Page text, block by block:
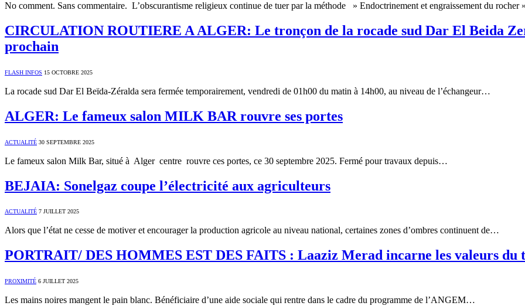
No comment. Sans commentaire. L’obscurantisme religieux continue de tuer par la méthode » Endoctrinement et engraissement du
CIRCULATION ROUTIERE A ALGER: Le tronçon de la rocade sud Dar El Beida
prochain
FLASH INFOS 15 OCTOBRE 2025
La rocade sud Dar El Beïda-Zéralda sera fermée temporairement, vendredi de 01h00 du matin à 14h00, au niveau de l’échangeur…
ALGER: Le fameux salon MILK BAR rouvre ses portes
ACTUALITÉ 30 SEPTEMBRE 2025
Le fameux salon Milk Bar, situé à Alger centre rouvre ces portes, ce 30 septembre 2025. Fermé pour travaux depuis…
BEJAIA: Sonelgaz coupe l’électricité aux agriculteurs
ACTUALITÉ 7 JUILLET 2025
Alors que l’état ne cesse de motiver et encourager la production agricole au niveau national, certaines zones d’ombres continuent de…
PORTRAIT/ DES HOMMES EST DES FAITS : Laaziz Merad incarne les valeurs du
PROXIMITÉ 6 JUILLET 2025
Les mains noires mangent le pain blanc. Bénéficiaire d’une aide sociale qui rentre dans le cadre du programme de l’ANGEM…